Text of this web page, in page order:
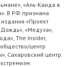
«Аль-Каида в
В РФ признана
«Проект
«Медуза»,
The Insider,
центр
Сахаровский центр.